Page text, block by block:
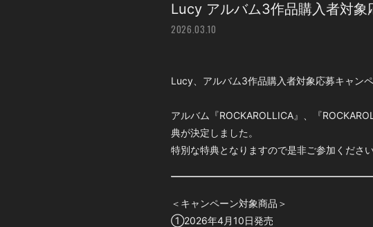
Lucy アルバム3作品購入者対象
2026.03.10
Lucy、アルバム3作品購入者対象応募キャン
アルバム『ROCKAROLLICA』、『
典が決定しました。
特別な特典となりますので是非ご参加ください
＜キャンペーン対象商品＞
①2026年4月10日発売